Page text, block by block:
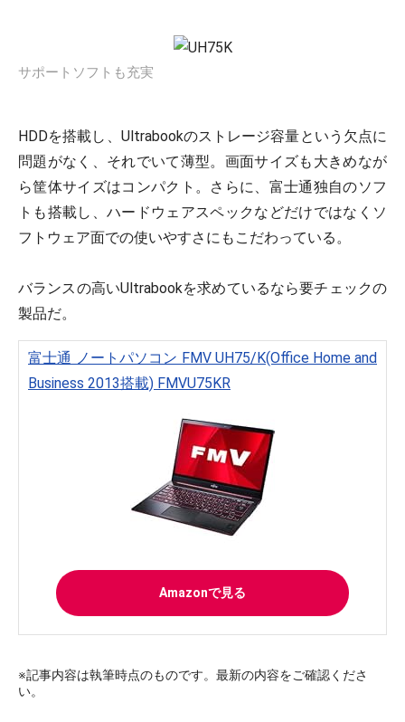
サポートソフトも充実
HDDを搭載し、Ultrabookのストレージ容量という欠点に
問題がなく、それでいて薄型。画面サイズも大きめなが
ら筐体サイズはコンパクト。さらに、富士通独自のソフ
トも搭載し、ハードウェアスペックなどだけではなくソ
フトウェア面での使いやすさにもこだわっている。
バランスの高いUltrabookを求めているなら要チェックの
製品だ。
富士通 ノートパソコン FMV UH75/K(Office Home and
Business 2013搭載) FMVU75KR
Amazonで見る
※記事内容は執筆時点のものです。最新の内容をご確認くださ
い。